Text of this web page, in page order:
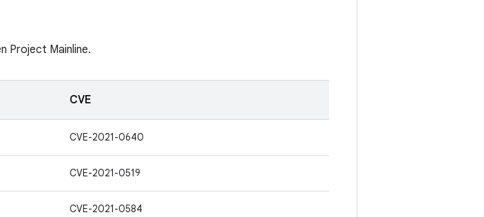
Project Mainline.
CVE
CVE-2021-0640
CVE-2021-0519
CVE-2021-0584